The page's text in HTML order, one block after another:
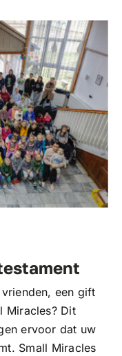
een gift
Miracles? Dit
ervoor dat uw
Small Miracles